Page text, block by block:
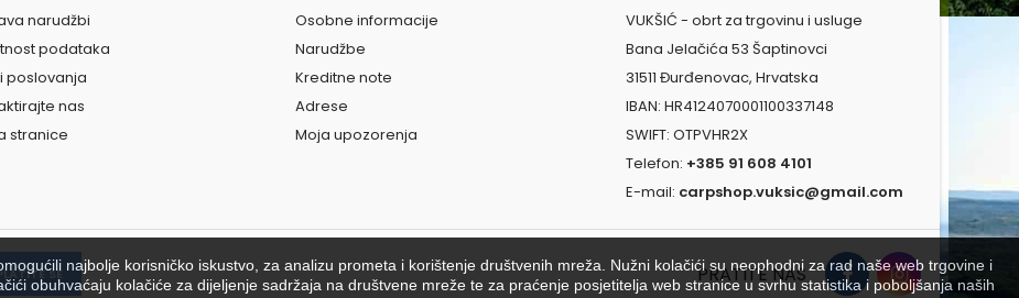
narudžbi
podataka
poslovanja
nas
stranice
Osobne informacije
Narudžbe
Kreditne note
Adrese
Moja upozorenja
VUKŠIĆ - obrt za trgovinu i usluge
Bana Jelačića 53 Šaptinovci
31511 Đurđenovac, Hrvatska
IBAN: HR4124070001100337148
SWIFT: OTPVHR2X
Telefon: +385 91 608 4101
E-mail: carpshop.vuksic@gmail.com
najbolje korisničko iskustvo, za analizu prometa i korištenje društvenih mreža. Nužni kolačići su neophodni za rad naše web trgovine i
obuhvaćaju kolačiće za dijeljenje sadržaja na društvene mreže te za praćenje posjetitelja web stranice u svrhu statistika i poboljšanja naših
PRATITE NAS